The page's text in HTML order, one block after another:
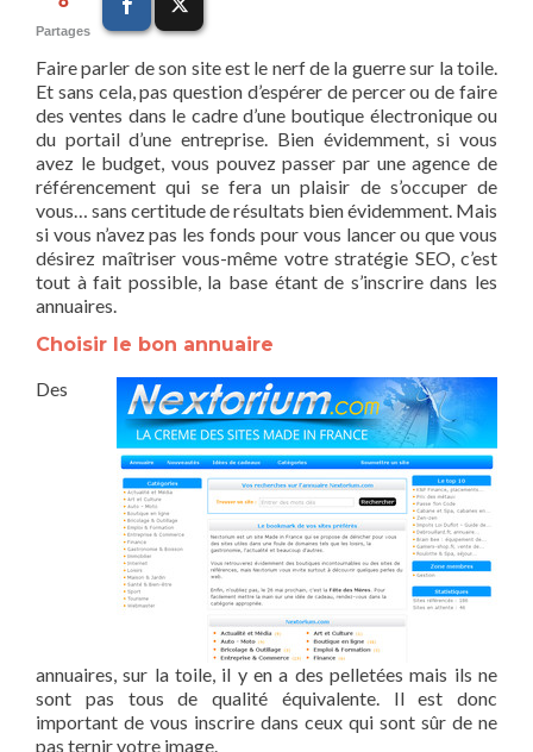
Partages
Faire parler de son site est le nerf de la guerre sur la toile.
Et sans cela, pas question d’espérer de percer ou de faire
des ventes dans le cadre d’une boutique électronique ou
du portail d’une entreprise. Bien évidemment, si vous
avez le budget, vous pouvez passer par une agence de
référencement qui se fera un plaisir de s’occuper de
vous… sans certitude de résultats bien évidemment. Mais
si vous n’avez pas les fonds pour vous lancer ou que vous
désirez maîtriser vous-même votre stratégie SEO, c’est
tout à fait possible, la base étant de s’inscrire dans les
annuaires.
Choisir le bon annuaire
Des
annuaires, sur la toile, il y en a des pelletées mais ils ne
sont pas tous de qualité équivalente. Il est donc
important de vous inscrire dans ceux qui sont sûr de ne
pas ternir votre image.